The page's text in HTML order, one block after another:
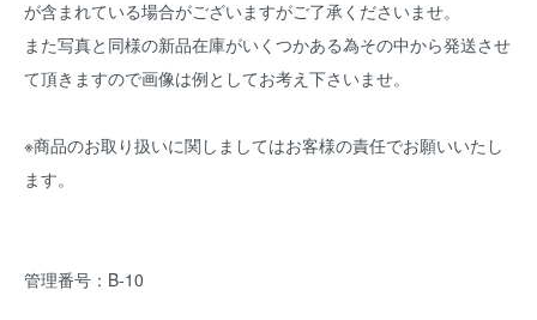
が含まれている場合がございますがご了承くださいませ。
また写真と同様の新品在庫がいくつかある為その中から発送させ
て頂きますので画像は例としてお考え下さいませ。
※商品のお取り扱いに関しましてはお客様の責任でお願いいたし
ます。
管理番号：B-10